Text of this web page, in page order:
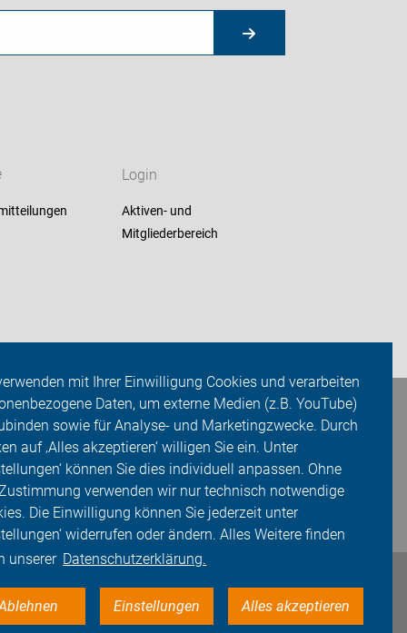
mit Ihrer Einwilligung Cookies und verarbeiten
Daten, um externe Medien (z.B. YouTube)
sowie für Analyse- und Marketingzwecke. Durch
auf ‚Alles akzeptieren‘ willigen Sie ein. Unter
können Sie dies individuell anpassen. Ohne
verwenden wir nur technisch notwendige
Die Einwilligung können Sie jederzeit unter
widerrufen oder ändern. Alles Weitere finden
unserer Datenschutzerklärung.
Einstellungen Alles akzeptieren
Login
Aktiven- und
Mitgliederbereich